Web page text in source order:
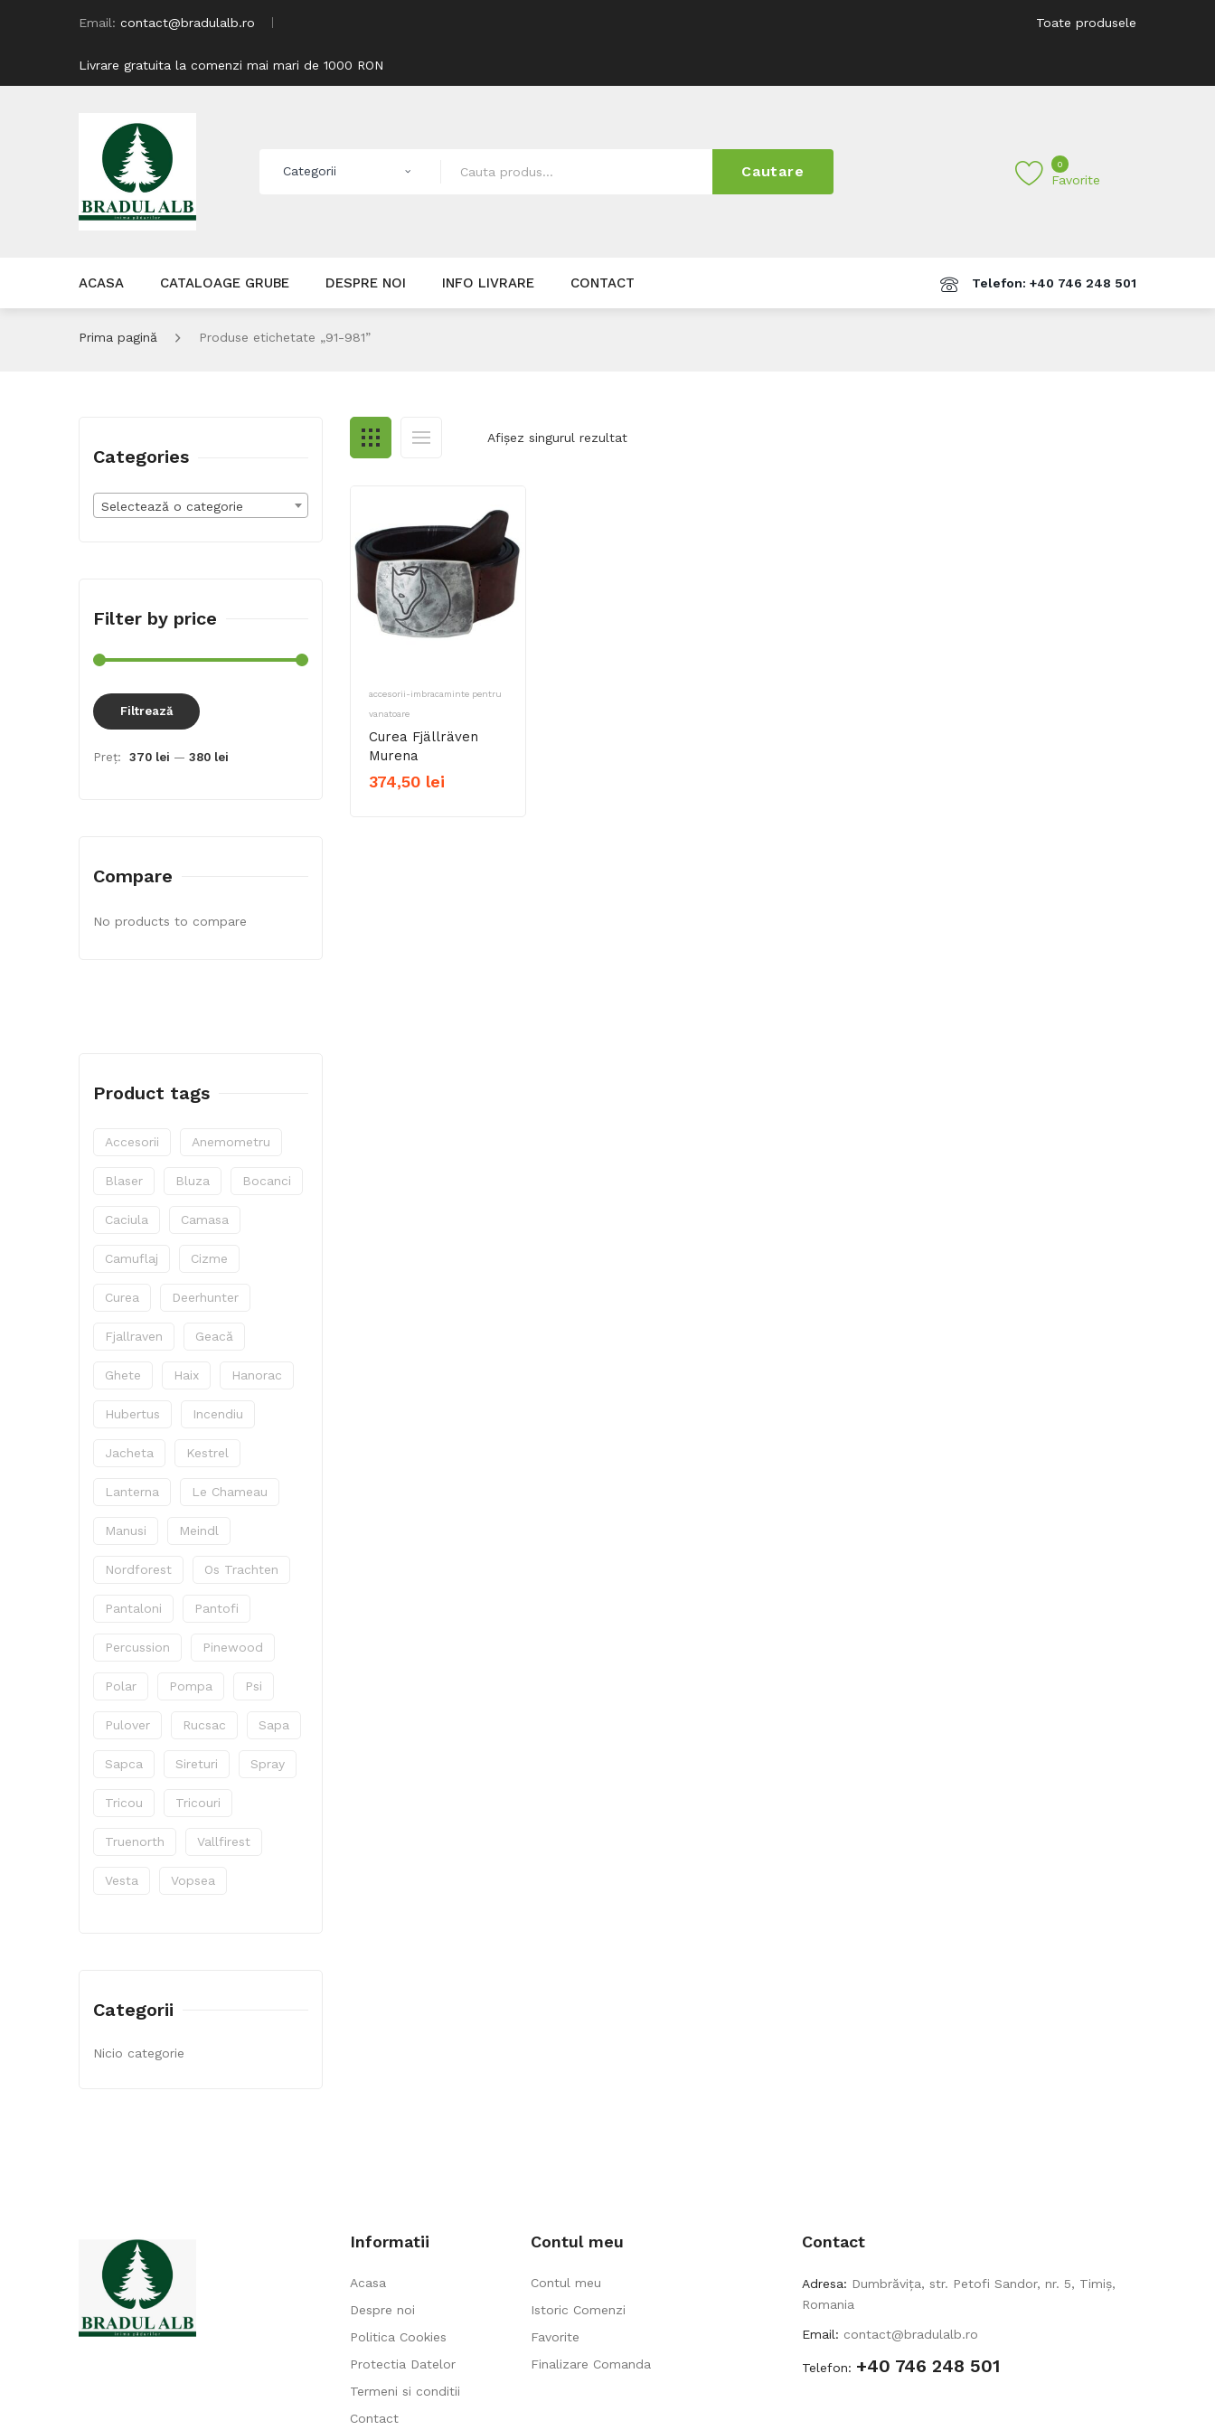
Email: contact@bradulalb.ro
Livrare gratuita la comenzi mai mari de 1000 RON
Toate produsele
Categorii Cautare 0
Favorite
ACASA CATALOAGE GRUBE DESPRE NOI INFO LIVRARE CONTACT Telefon: +40 746 248 501
Prima pagină Produse etichetate „91-981”
Afișez singurul rezultat
accesorii-imbracaminte pentru
vanatoare
Curea Fjällräven
Murena
374,50 lei
Categories
Selectează o categorie
Filter by price
Filtrează
Preț: 370 lei — 380 lei
Compare
No products to compare
Product tags
Accesorii Anemometru
Blaser Bluza Bocanci
Caciula Camasa
Camuflaj Cizme
Curea Deerhunter
Fjallraven Geacă
Ghete Haix Hanorac
Hubertus Incendiu
Jacheta Kestrel
Lanterna Le Chameau
Manusi Meindl
Nordforest Os Trachten
Pantaloni Pantofi
Percussion Pinewood
Polar Pompa Psi
Pulover Rucsac Sapa
Sapca Sireturi Spray
Tricou Tricouri
Truenorth Vallfirest
Vesta Vopsea
Categorii
Nicio categorie
Informatii
Acasa
Despre noi
Politica Cookies
Protectia Datelor
Termeni si conditii
Contact
Contul meu
Contul meu
Istoric Comenzi
Favorite
Finalizare Comanda
Contact
Adresa: Dumbrăvița, str. Petofi Sandor, nr. 5, Timiș,
Romania
Email: contact@bradulalb.ro
Telefon: +40 746 248 501